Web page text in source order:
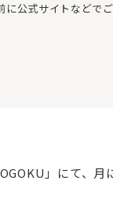
公式サイトなどでご
」にて、